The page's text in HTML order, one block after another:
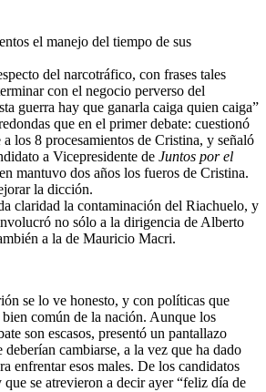
el manejo del tiempo de sus
del narcotráfico, con frases tales
con el negocio perverso del
guerra hay que ganarla caiga quien caiga”
que en el primer debate: cuestionó
a los 8 procesamientos de Cristina, y señaló
a Vicepresidente de Juntos por el
mantuvo dos años los fueros de Cristina.
la dicción.
claridad la contaminación del Riachuelo, y
no sólo a la dirigencia de Alberto
a la de Mauricio Macri.
se lo ve honesto, y con políticas que
común de la nación. Aunque los
son escasos, presentó un pantallazo
deberían cambiarse, a la vez que ha dado
enfrentar esos males. De los candidatos
que se atrevieron a decir ayer “feliz día de